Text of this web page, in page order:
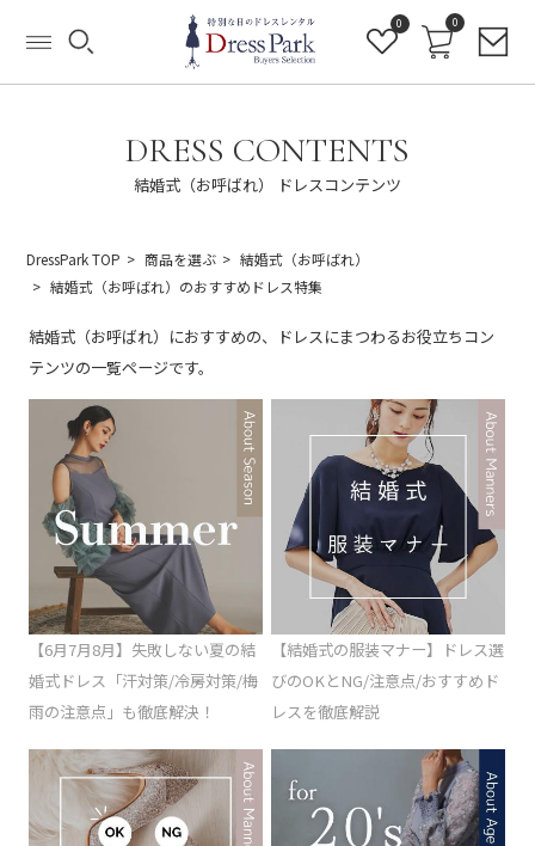
0 0
DRESS CONTENTS
結婚式（お呼ばれ） ドレスコンテンツ
DressPark TOP 商品を選ぶ
結婚式（お呼ばれ）
結婚式（お呼ばれ）のおすすめドレス特集
結婚式（お呼ばれ）におすすめの、ドレスにまつわるお役立ちコン
テンツの一覧ページです。
【6月7月8月】失敗しない夏の結
婚式ドレス「汗対策/冷房対策/梅
雨の注意点」も徹底解決！
【結婚式の服装マナー】ドレス選
びのOKとNG/注意点/おすすめド
レスを徹底解説